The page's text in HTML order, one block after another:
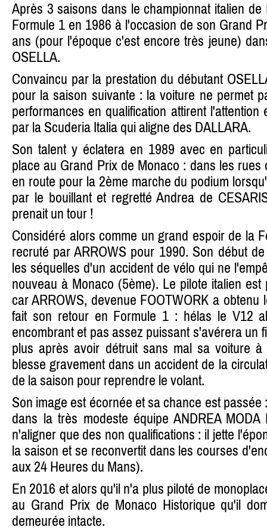
Après 3 saisons dans le championnat italien
Formule 1 en 1986 à l'occasion de son Grand
ans (pour l'époque c'est encore très jeune)
OSELLA.
Convaincu par la prestation du débutant
pour la saison suivante : la voiture ne permet
performances en qualification attirent
par la Scuderia Italia qui aligne des DALLARA.
Son talent y éclatera en 1989 avec en
place au Grand Prix de Monaco : dans les rues
en route pour la 2ème marche du podium
par le bouillant et regretté Andrea de
prenait un tour !
Considéré alors comme un grand espoir de la
recruté par ARROWS pour 1990. Son début
les séquelles d'un accident de vélo qui ne
nouveau à Monaco (5ème). Le pilote italien
car ARROWS, devenue FOOTWORK a obtenu
fait son retour en Formule 1 : hélas le V12
encombrant et pas assez puissant s'avérera un
plus après avoir détruit sans mal sa voiture
blesse gravement dans un accident de la
de la saison pour reprendre le volant.
Son image est écornée et sa chance est
dans la très modeste équipe ANDREA
n'aligner que des non qualifications : il jette
la saison et se reconvertit dans les courses
aux 24 Heures du Mans).
En 2016 et alors qu'il n'a plus piloté de
au Grand Prix de Monaco Historique qu'il
demeurée intacte.